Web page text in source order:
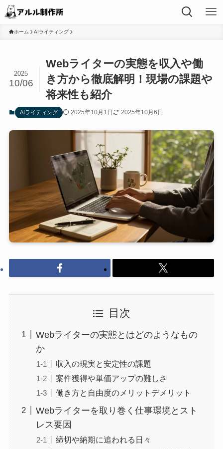
ホーム AIライティング
Webライターの実態を収入や働
き方から徹底解明！現場の課題や
将来性も紹介
2025
10/06
AIライティング 2025年10月1日 2025年10月6日
目次
Webライターの実態とはどのようなもの
か
収入の現実と安定性の課題
案件獲得や単価アップの難しさ
働き方と自由度のメリットデメリット
Webライターを取り巻く仕事環境とスト
レス要因
締切や納期に追われる日々